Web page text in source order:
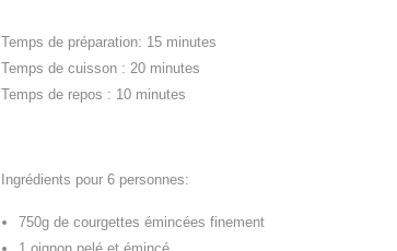
Temps de préparation: 15 minutes
Temps de cuisson : 20 minutes
Temps de repos : 10 minutes
Ingrédients pour 6 personnes:
750g de courgettes émincées finement